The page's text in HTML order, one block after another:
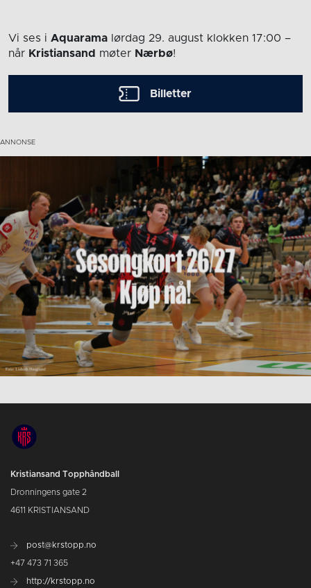
Vi ses i Aquarama lørdag 29. august klokken 17:00 –
når Kristiansand møter Nærbø!
Billetter
Kristiansand Topphåndball
Dronningens gate 2
4611 KRISTIANSAND
post@krstopp.no
+47 473 71 365
http://krstopp.no